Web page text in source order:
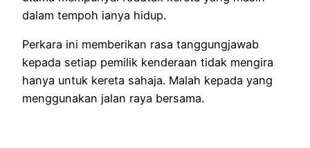
dalam tempoh ianya hidup.
Perkara ini memberikan rasa tanggungjawab
kepada setiap pemilik kenderaan tidak mengira
hanya untuk kereta sahaja. Malah kepada yang
menggunakan jalan raya bersama.